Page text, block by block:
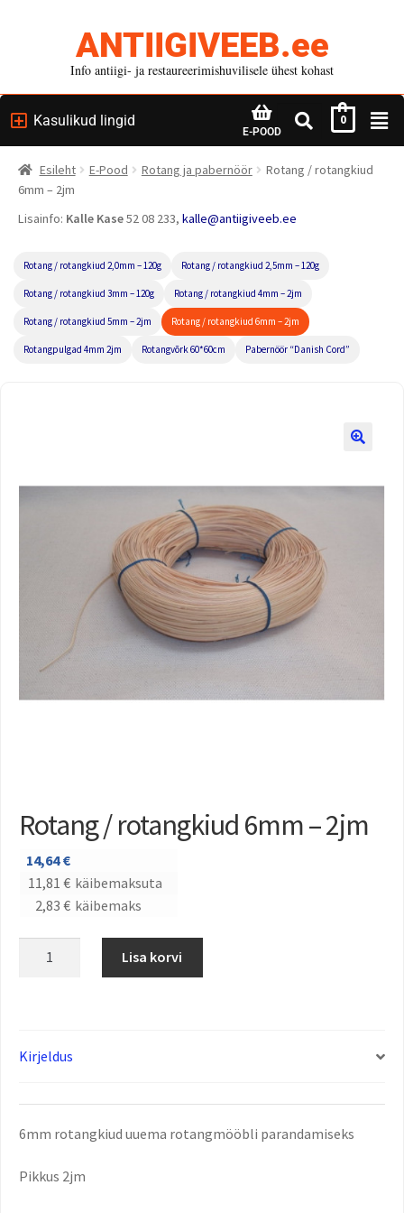
ANTIIGIVEEB.ee
Info antiigi- ja restaureerimishuvilisele ühest kohast
Kasulikud lingid
E-POOD
0
Esileht E-Pood Rotang ja pabernöör
Rotang / rotangkiud
6mm – 2jm
Lisainfo: Kalle Kase52 08 233, kalle@antiigiveeb.ee
Rotang / rotangkiud 2,0mm – 120g Rotang / rotangkiud 2,5mm – 120g
Rotang / rotangkiud 3mm – 120g Rotang / rotangkiud 4mm – 2jm
Rotang / rotangkiud 5mm – 2jm Rotang / rotangkiud 6mm – 2jm
Rotangpulgad 4mm 2jm Rotangvõrk 60*60cm Pabernöör “Danish Cord”
Rotang / rotangkiud 6mm – 2jm
14,64€
11,81 € käibemaksuta
2,83 € käibemaks
Lisa korvi
Kirjeldus
6mm rotangkiud uuema rotangmööbli parandamiseks
Pikkus 2jm